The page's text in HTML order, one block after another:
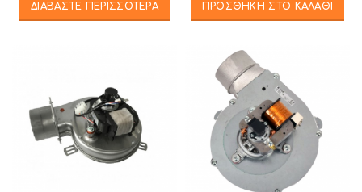
ΔΙΑΒΆΣΤΕ ΠΕΡΙΣΣΌΤΕΡΑ ΠΡΟΣΘΉΚΗ ΣΤΟ ΚΑΛΆΘΙ